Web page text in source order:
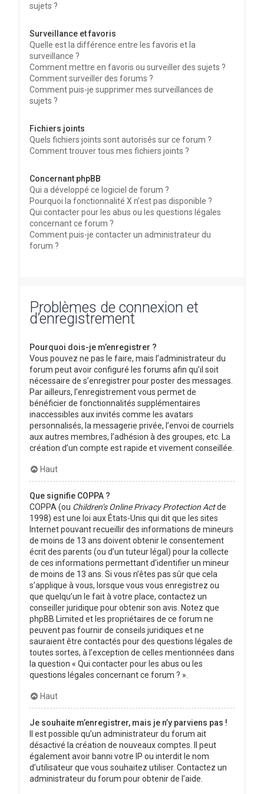
sujets ?
Surveillance et favoris
Quelle est la différence entre les favoris et la
surveillance ?
Comment mettre en favoris ou surveiller des sujets ?
Comment surveiller des forums ?
Comment puis-je supprimer mes surveillances de
sujets ?
Fichiers joints
Quels fichiers joints sont autorisés sur ce forum ?
Comment trouver tous mes fichiers joints ?
Concernant phpBB
Qui a développé ce logiciel de forum ?
Pourquoi la fonctionnalité X n’est pas disponible ?
Qui contacter pour les abus ou les questions légales
concernant ce forum ?
Comment puis-je contacter un administrateur du
forum ?
Problèmes de connexion et
d’enregistrement
Pourquoi dois-je m’enregistrer ?
Vous pouvez ne pas le faire, mais l’administrateur du
forum peut avoir configuré les forums afin qu’il soit
nécessaire de s’enregistrer pour poster des messages.
Par ailleurs, l’enregistrement vous permet de
bénéficier de fonctionnalités supplémentaires
inaccessibles aux invités comme les avatars
personnalisés, la messagerie privée, l’envoi de courriels
aux autres membres, l’adhésion à des groupes, etc. La
création d’un compte est rapide et vivement conseillée.
Haut
Que signifie COPPA ?
COPPA (ou Children’s Online Privacy Protection Actde
1998) est une loi aux États-Unis qui dit que les sites
Internet pouvant recueillir des informations de mineurs
de moins de 13 ans doivent obtenir le consentement
écrit des parents (ou d’un tuteur légal) pour la collecte
de ces informations permettant d’identifier un mineur
de moins de 13 ans. Si vous n’êtes pas sûr que cela
s’applique à vous, lorsque vous vous enregistrez ou
que quelqu’un le fait à votre place, contactez un
conseiller juridique pour obtenir son avis. Notez que
phpBB Limited et les propriétaires de ce forum ne
peuvent pas fournir de conseils juridiques et ne
sauraient être contactés pour des questions légales de
toutes sortes, à l’exception de celles mentionnées dans
la question « Qui contacter pour les abus ou les
questions légales concernant ce forum ? ».
Haut
Je souhaite m’enregistrer, mais je n’y parviens pas !
Il est possible qu’un administrateur du forum ait
désactivé la création de nouveaux comptes. Il peut
également avoir banni votre IP ou interdit le nom
d’utilisateur que vous souhaitez utiliser. Contactez un
administrateur du forum pour obtenir de l’aide.